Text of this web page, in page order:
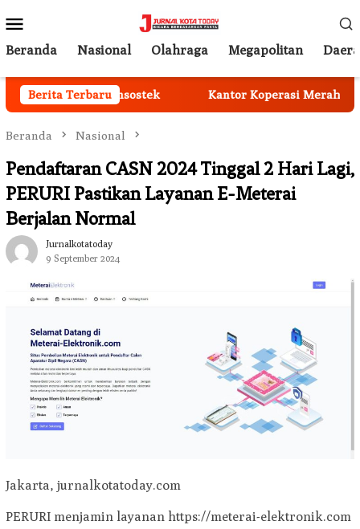
ke
kontenMobile
Beranda Nasional Olahraga Megapolitan
Berita Terbaru
Coverage Jamsostek Kantor Koperasi Merah Putih
Beranda Nasional
Pendaftaran CASN 2024 Tinggal 2 Hari Lagi,
PERURI Pastikan Layanan E-Meterai
Berjalan Normal
Jurnalkotatoday
9 September 2024
Jakarta, jurnalkotatoday.com
PERURI menjamin layanan https://meterai-elektronik.com